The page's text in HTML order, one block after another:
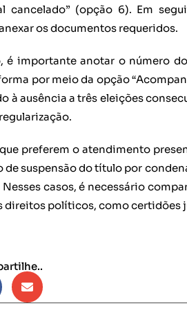
cancelado” (opção 6). Em
os documentos requeridos.
é importante anotar o número
por meio da opção
à ausência a três eleições
preferem o atendimento
de suspensão do título por
casos, é necessário
direitos políticos, como certidões